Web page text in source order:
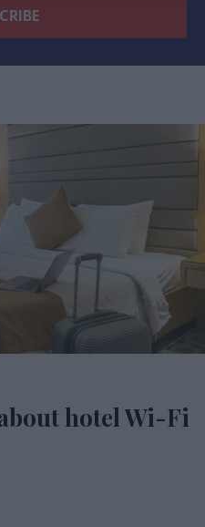
hotel Wi-Fi